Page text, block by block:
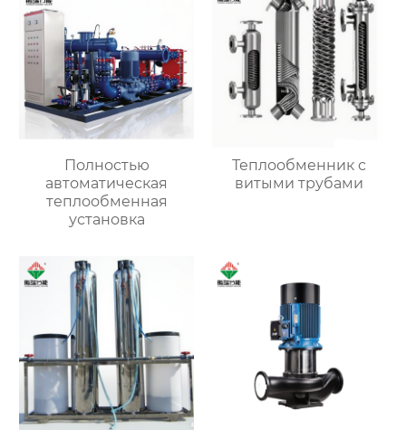
Полностью
автоматическая
теплообменная
установка
Теплообменник с
витыми трубами